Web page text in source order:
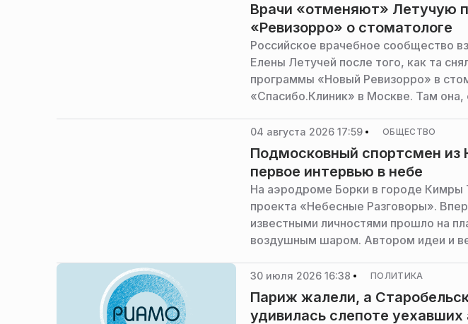
Врачи «отменяют» Летучую
«Ревизорро» о стоматологе
Российское врачебное сообщество
Елены Летучей после того, как та
программы «Новый Ревизорро» в
«Спасибо.Клиник» в Москве. Там
стоматологу-хирургу,
Алексею Фролову.
04 августа 2026 17:59 ОБЩЕСТВО
Подмосковный спортсмен из
первое интервью в небе
На аэродроме Борки в городе Кимры
проекта «Небесные Разговоры».
известными личностями прошло на
воздушным шаром. Автором идеи и
30 июля 2026 16:38 ПОЛИТИКА
Париж жалели, а
удивилась слепоте уехавших